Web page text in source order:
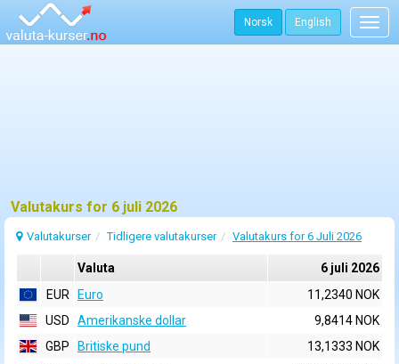
Norsk English
Valutakurs for 6 juli 2026
Valutakurser Tidligere valutakurser Valutakurs for 6 Juli 2026
Valuta
6 juli 2026
EUR
Euro
11,2340 NOK
USD
Amerikanske dollar
9,8414 NOK
GBP
Britiske pund
13,1333 NOK